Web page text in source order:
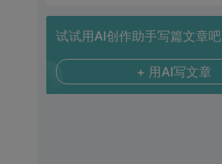
试试用AI创作助手写篇文章吧
+ 用AI写文章